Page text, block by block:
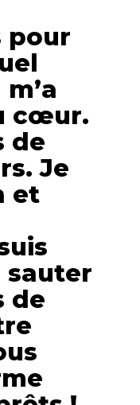
pour
cœur.
de
Je
et
de